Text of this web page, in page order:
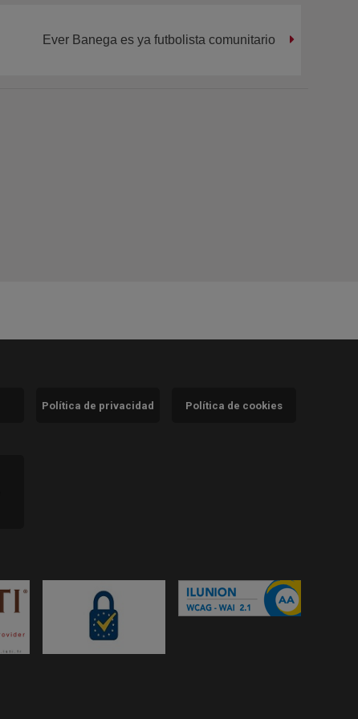
Ever Banega es ya futbolista comunitario
Política de privacidad Política de cookies